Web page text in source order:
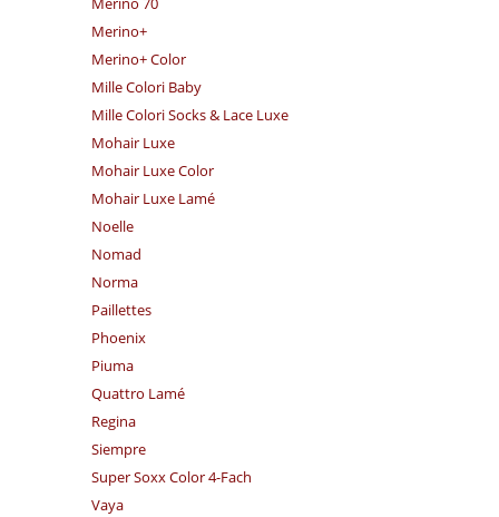
Merino+
Merino+ Color
Mille Colori Baby
Mille Colori Socks & Lace Luxe
Mohair Luxe
Mohair Luxe Color
Mohair Luxe Lamé
Noelle
Nomad
Norma
Paillettes
Phoenix
Piuma
Quattro Lamé
Regina
Siempre
Super Soxx Color 4-Fach
Vaya